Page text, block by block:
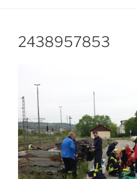
2438957853